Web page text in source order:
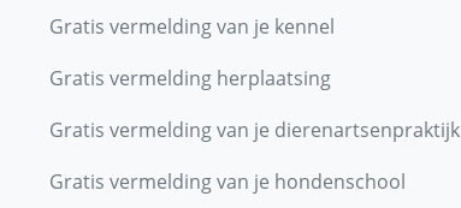
Gratis vermelding van je kennel
Gratis vermelding herplaatsing
Gratis vermelding van je dierenartsenpraktijk
Gratis vermelding van je hondenschool